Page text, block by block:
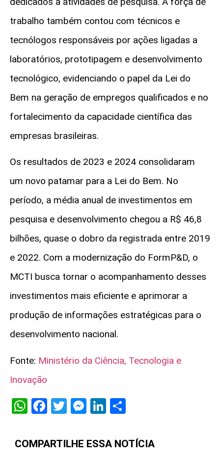
trabalho também contou com técnicos e
tecnólogos responsáveis por ações ligadas a
laboratórios, prototipagem e desenvolvimento
tecnológico, evidenciando o papel da Lei do
Bem na geração de empregos qualificados e no
fortalecimento da capacidade científica das
empresas brasileiras.
Os resultados de 2023 e 2024 consolidaram
um novo patamar para a Lei do Bem. No
período, a média anual de investimentos em
pesquisa e desenvolvimento chegou a R$ 46,8
bilhões, quase o dobro da registrada entre 2019
e 2022. Com a modernização do FormP&D, o
MCTI busca tornar o acompanhamento desses
investimentos mais eficiente e aprimorar a
produção de informações estratégicas para o
desenvolvimento nacional.
Fonte: Ministério da Ciência, Tecnologia e
Inovação
WhatsApp
Facebook
Twitter
Messenger
LinkedIn
COMPARTILHE ESSA NOTÍCIA